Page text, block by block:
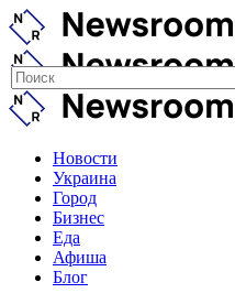
Новости
Украина
Город
Бизнес
Еда
Афиша
Блог